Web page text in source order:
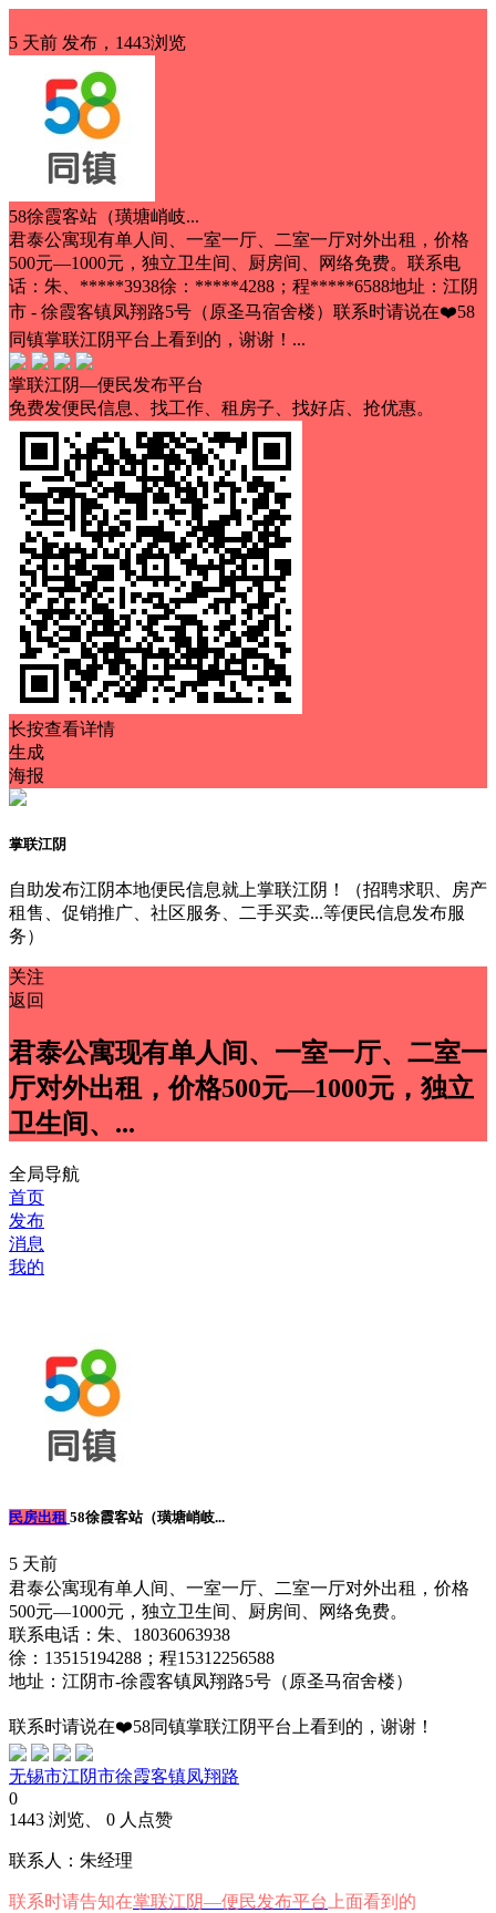
5 天前 发布，1443浏览
58徐霞客站（璜塘峭岐...
君泰公寓现有单人间、一室一厅、二室一厅对外出租，价格
500元—1000元，独立卫生间、厨房间、网络免费。联系电
话：朱、*****3938徐：*****4288；程*****6588地址：江阴
市 - 徐霞客镇凤翔路5号（原圣马宿舍楼）联系时请说在❤️58
同镇掌联江阴平台上看到的，谢谢！...
掌联江阴—便民发布平台
免费发便民信息、找工作、租房子、找好店、抢优惠。
长按查看详情
生成
海报
掌联江阴
自助发布江阴本地便民信息就上掌联江阴！（招聘求职、房产
租售、促销推广、社区服务、二手买卖...等便民信息发布服
务）
关注
返回
君泰公寓现有单人间、一室一厅、二室一
厅对外出租，价格500元—1000元，独立
卫生间、...
全局导航
首页
发布
消息
我的
民房出租 58徐霞客站（璜塘峭岐...
5 天前
君泰公寓现有单人间、一室一厅、二室一厅对外出租，价格
500元—1000元，独立卫生间、厨房间、网络免费。
联系电话：朱、18036063938
徐：13515194288；程15312256588
地址：江阴市-徐霞客镇凤翔路5号（原圣马宿舍楼）
联系时请说在❤️58同镇掌联江阴平台上看到的，谢谢！
无锡市江阴市徐霞客镇凤翔路
0
1443 浏览、 0 人点赞
联系人：朱经理
联系时请告知在掌联江阴—便民发布平台 上面看到的